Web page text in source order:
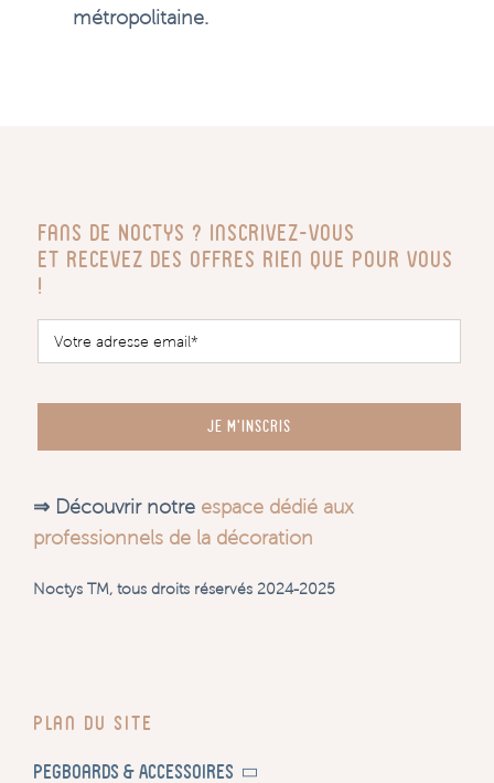
métropolitaine.
Fans de Noctys ? Inscrivez-vous
Et recevez des offres rien que pour vous
!
JE M'INSCRIS
⇒ Découvrir notre espace dédié aux
professionnels de la décoration
Noctys TM, tous droits réservés 2024-2025
Plan du site
Pegboards & Accessoires